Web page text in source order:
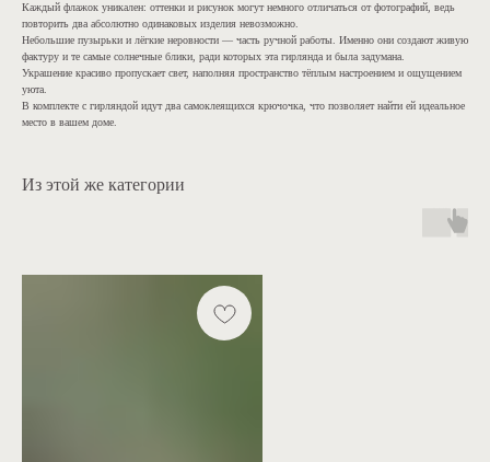
Каждый флажок уникален: оттенки и рисунок могут немного отличаться от фотографий, ведь
повторить два абсолютно одинаковых изделия невозможно.
Небольшие пузырьки и лёгкие неровности — часть ручной работы. Именно они создают живую
фактуру и те самые солнечные блики, ради которых эта гирлянда и была задумана.
Украшение красиво пропускает свет, наполняя пространство тёплым настроением и ощущением
уюта.
В комплекте с гирляндой идут два самоклеящихся крючочка, что позволяет найти ей идеальное
место в вашем доме.
Из этой же категории